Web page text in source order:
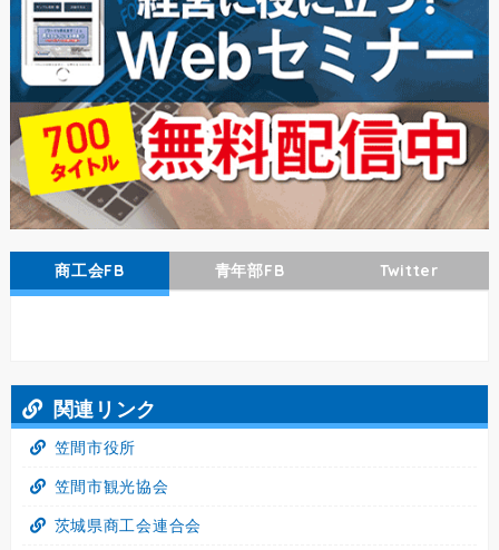
商工会FB 青年部FB Twitter
関連リンク
笠間市役所
笠間市観光協会
茨城県商工会連合会